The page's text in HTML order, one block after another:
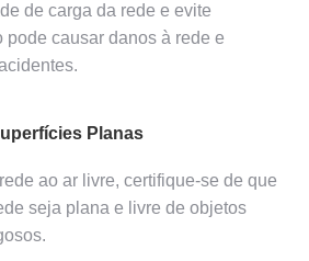
de carga da rede e evite
pode causar danos à rede e
Planas
ao ar livre, certifique-se de que
seja plana e livre de objetos